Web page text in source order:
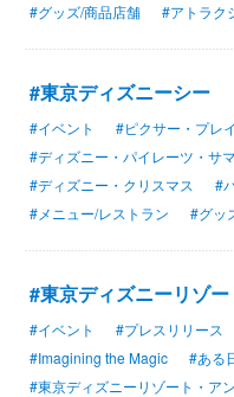
#グッズ/商品店舗
#アトラク
#東京ディズニーシー
#イベント #ピクサー・プレ
#ディズニー・パイレーツ・サ
#ディズニー・クリスマス
#
#メニュー/レストラン
#グッ
#東京ディズニーリゾー
#イベント #プレスリリース
#Imagining the Magic
#ある
#東京ディズニーリゾート・ア